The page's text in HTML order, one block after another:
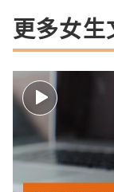
更多女生